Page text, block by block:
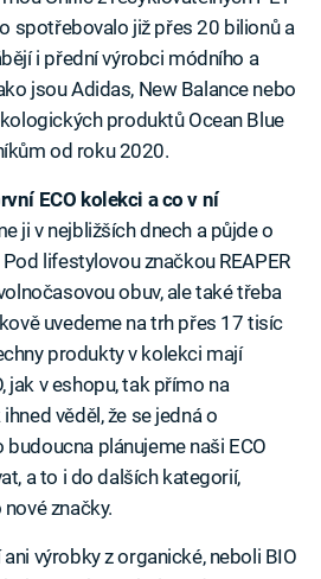
spotřebovalo již přes 20 bilionů a
i přední výrobci módního a
jsou Adidas, New Balance nebo
produktů Ocean Blue
od roku 2020.
ECO kolekci a co v ní
ji v nejbližších dnech a půjde o
lifestylovou značkou REAPER
obuv, ale také třeba
uvedeme na trh přes 17 tisíc
produkty v kolekci mají
jak v eshopu, tak přímo na
věděl, že se jedná o
plánujeme naši ECO
a to i do dalších kategorií,
značky.
výrobky z organické, neboli BIO